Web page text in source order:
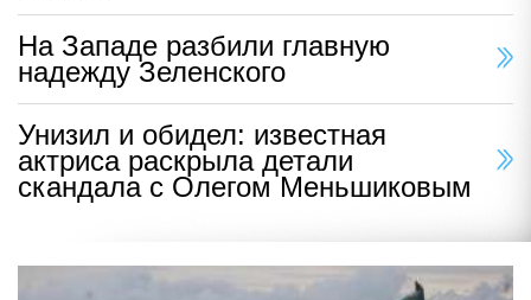
На Западе разбили главную
надежду Зеленского
Унизил и обидел: известная
актриса раскрыла детали
скандала с Олегом Меньшиковым